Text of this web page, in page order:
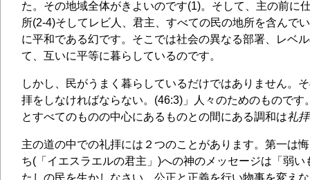
た。その地域全体がきよいのです(1)。そして、主の前に
所(2-4)そしてレビ人、君主、すべての民の地所を含んで
に平和である幻です。そこでは社会の異なる部署、レベ
て、互いに平等に暮らしているのです。
しかし、民がうまく暮らしているだけではありません。
拝をしなければならない。(46:3)」人々のためのものです
とすべてのものの中心にあるものとの間にある調和は礼拝
主の道の中での礼拝には２つのことがあります。第一は
ち(「イエスラエルの君主」)への神のメッセージは「弱い